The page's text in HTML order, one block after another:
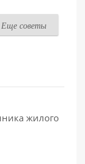
Еще советы
жилого